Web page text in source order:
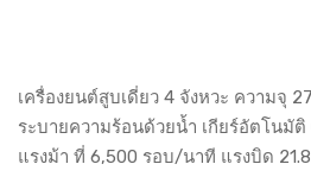
เครื่องยนต์สูบเดี่ยว 4 จังหวะ ความจุ
ระบายความร้อนด้วยน้ำ เกียร์อัตโนมัติ
แรงม้า ที่ 6,500 รอบ/นาที แรงบิด